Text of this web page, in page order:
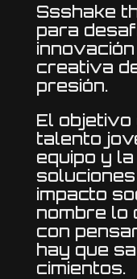
Ssshake
para
creativa
presión.
El
talento
equipo y
impacto
nombre lo
con
hay que
cimientos.